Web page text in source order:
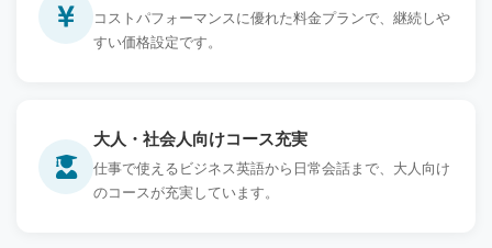
コストパフォーマンスに優れた料金プランで、継続しや
すい価格設定です。
大人・社会人向けコース充実
仕事で使えるビジネス英語から日常会話まで、大人向け
のコースが充実しています。